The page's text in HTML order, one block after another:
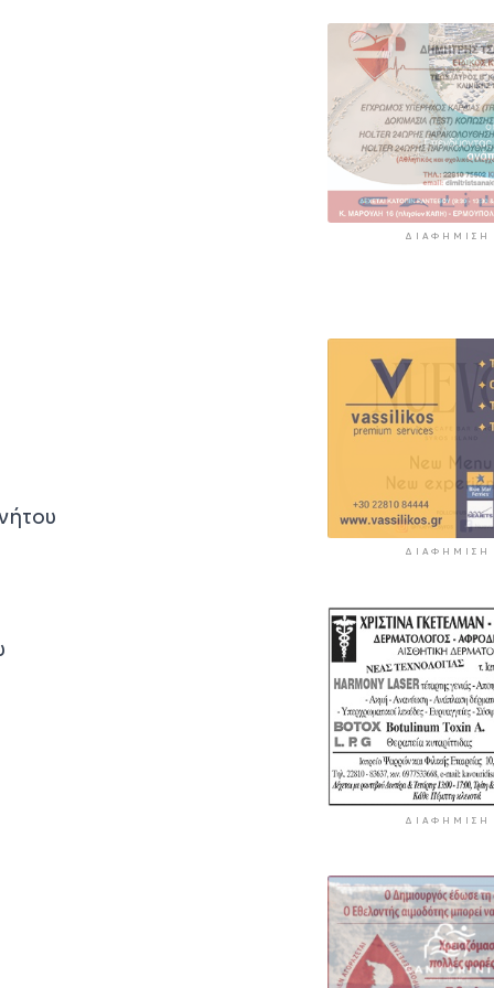
εισαγγελέα
46χρονη που
κατηγορείται
επίθεση –
νύχτα στη ΓΑΔΑ
6 ώρες 22 λεπτά πρίν
ΔΙΑΦΉΜΙΣΗ
ΔΙΑΦΉΜΙΣΗ
ΔΙΑΦΉΜΙΣΗ